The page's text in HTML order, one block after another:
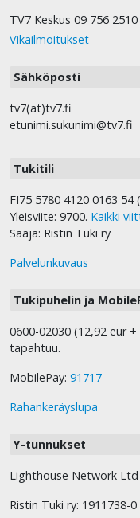
TV7 Keskus 09 756
Vikailmoitukset
Sähköposti
tv7(at)tv7.fi
etunimi.sukunimi@tv7.fi
Tukitili
FI75 5780 4120 0163 54
Yleisviite: 9700. Kaikki
Saaja: Ristin Tuki ry
Palvelunkuvaus
Tukipuhelin ja
0600-02030 (12,92 eur
tapahtuu.
MobilePay: 91717
Rahankeräyslupa
Y-tunnukset
Lighthouse Network Ltd
Ristin Tuki ry: 1911738-0